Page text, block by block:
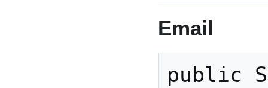
Email
public